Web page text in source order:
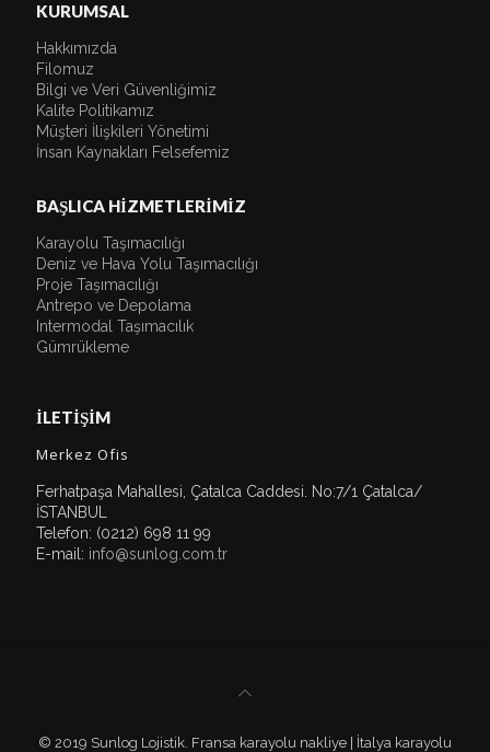
KURUMSAL
Hakkımızda
Filomuz
Bilgi ve Veri Güvenliğimiz
Kalite Politikamız
Müşteri İlişkileri Yönetimi
İnsan Kaynakları Felsefemiz
BAŞLICA HİZMETLERİMİZ
Karayolu Taşımacılığı
Deniz ve Hava Yolu Taşımacılığı
Proje Taşımacılığı
Antrepo ve Depolama
Intermodal Taşımacılık
Gümrükleme
İLETİŞİM
Merkez Ofis
Ferhatpaşa Mahallesi, Çatalca Caddesi. No:7/1 Çatalca/
İSTANBUL
Telefon: (0212) 698 11 99
E-mail: info@sunlog.com.tr
© 2019 Sunlog Lojistik. Fransa karayolu nakliye | İtalya karayolu